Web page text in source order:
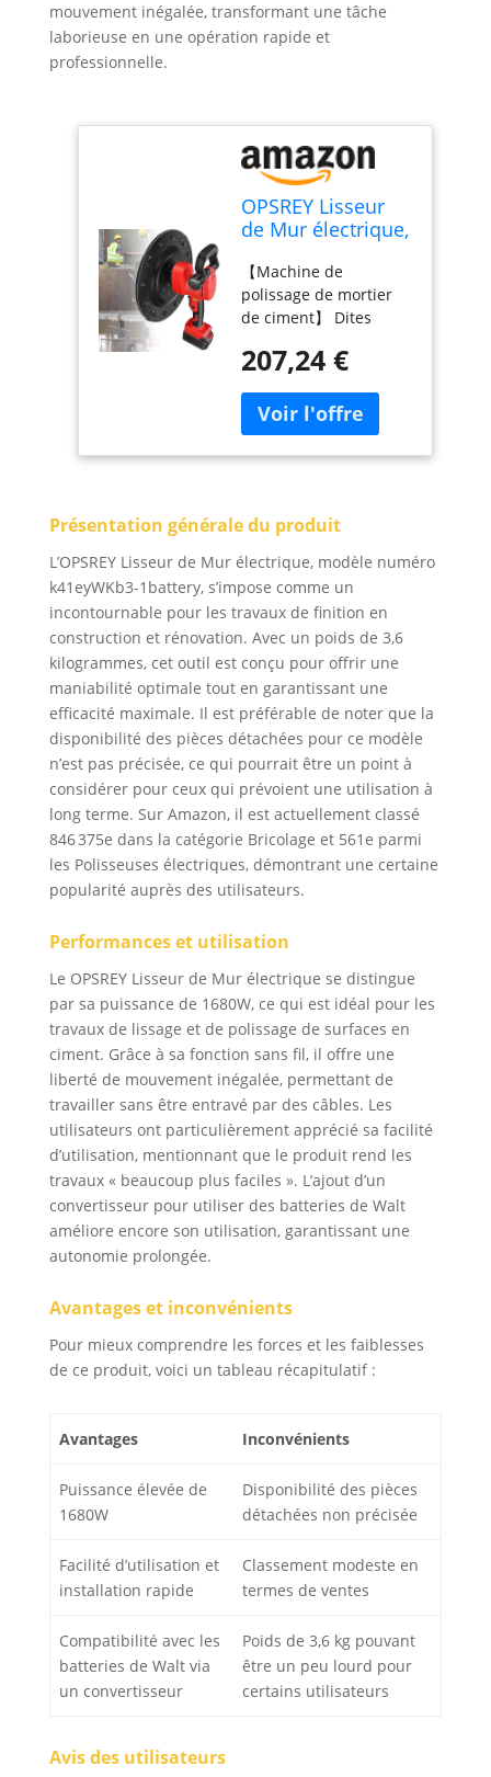
mouvement inégalée, transformant une tâche
laborieuse en une opération rapide et
professionnelle.
OPSREY Lisseur
de Mur électrique,
Fil 1680W, Truelle
à béton, Machine
à enduire Les
en Ciment, Truelle
à Mastic pour
mortier de plâtre
électrique
1battery
【Machine de
polissage de mortier
de ciment】 Dites
manuel traditionnel, la
lissage des murs est
beaucoup plus efficace
que le plâtrage
et réduit la fatigue.
dans des
environnements
sombres. 【Forte
puissance et
conception
améliorée】Le moteur
en cuivre fournit une
alimentation fiable au
patin de ponçage de
15 pouces, une faible
vibration et une faible
consommation
d'énergie, une mise à
niveau de la liaison
sans fil au lithium, une
vitesses】 La vitesse
être ajustée librement
de la 1ère à la 6ème
vitesse selon les
différents murs
industriels et miniers.
Poignée réglable à
120°, efficace et
rapide. 【Différents
patins pour
différentes surfaces
murales】 - Différents
patins peuvent être
tels que des patins
le sable grossier, le
nivellement et le
fin, finition,
en fer conviennent au
ponçage grossier, à la
et au compactage.
【Applications
ponceuse pour
cloisons sèches à
vitesse variable est
conçue pour le
207,24 €
Présentation générale du produit
L’OPSREY Lisseur de Mur électrique, modèle numéro
k41eyWKb3-1battery, s’impose comme un
incontournable pour les travaux de finition en
construction et rénovation. Avec un poids de 3,6
kilogrammes, cet outil est conçu pour offrir une
maniabilité optimale tout en garantissant une
efficacité maximale. Il est préférable de noter que la
disponibilité des pièces détachées pour ce modèle
n’est pas précisée, ce qui pourrait être un point à
considérer pour ceux qui prévoient une utilisation à
long terme. Sur Amazon, il est actuellement classé
846 375e dans la catégorie Bricolage et 561e parmi
les Polisseuses électriques, démontrant une certaine
popularité auprès des utilisateurs.
Performances et utilisation
Le OPSREY Lisseur de Mur électrique se distingue
par sa puissance de 1680W, ce qui est idéal pour les
travaux de lissage et de polissage de surfaces en
ciment. Grâce à sa fonction sans fil, il offre une
liberté de mouvement inégalée, permettant de
travailler sans être entravé par des câbles. Les
utilisateurs ont particulièrement apprécié sa facilité
d’utilisation, mentionnant que le produit rend les
travaux « beaucoup plus faciles ». L’ajout d’un
convertisseur pour utiliser des batteries de Walt
améliore encore son utilisation, garantissant une
autonomie prolongée.
Avantages et inconvénients
Pour mieux comprendre les forces et les faiblesses
de ce produit, voici un tableau récapitulatif :
Avantages Inconvénients
Puissance élevée de
1680W
Disponibilité des pièces
détachées non précisée
Facilité d’utilisation et
installation rapide
Classement modeste en
termes de ventes
Compatibilité avec les
batteries de Walt via
un convertisseur
Poids de 3,6 kg pouvant
être un peu lourd pour
certains utilisateurs
Avis des utilisateurs